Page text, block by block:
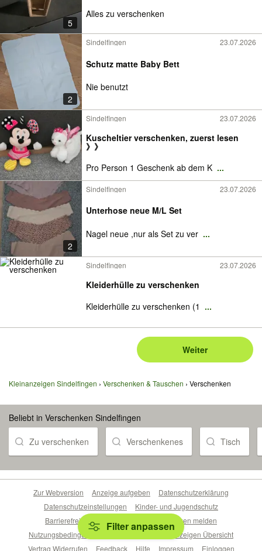
5
Alles zu verschenken
2
Sindelfingen 23.07.2026
Schutz matte Baby Bett
Nie benutzt
Sindelfingen 23.07.2026
Kuscheltier verschenken, zuerst lesen
》》
Pro Person 1 Geschenk ab dem K ...
2
Sindelfingen 23.07.2026
Unterhose neue M/L Set
Nagel neue ,nur als Set zu ver ...
Sindelfingen 23.07.2026
Kleiderhülle zu verschenken
Kleiderhülle zu verschenken (1 ...
Weiter
Kleinanzeigen Sindelfingen Verschenken & Tauschen Verschenken
Beliebt in Verschenken Sindelfingen
Zu verschenken Verschenkenes Tisch
Filter anpassen
Zur Webversion Anzeige aufgeben
Datenschutzerklärung
Datenschutzeinstellungen
Kinder- und Jugendschutz
Barrierefreiheitserklärung
Sicherheitslücken melden
Nutzungsbedingungen
Beliebte Suchen
Anzeigen Übersicht
Vertrag Widerrufen
Feedback Hilfe Impressum Einloggen